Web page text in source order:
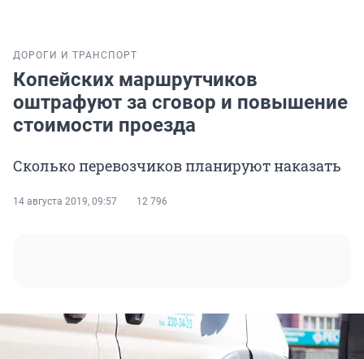
ДОРОГИ И ТРАНСПОРТ
Копейских маршрутчиков
оштрафуют за сговор и повышение
стоимости проезда
Сколько перевозчиков планируют наказать
14 августа 2019, 09:57 12 796